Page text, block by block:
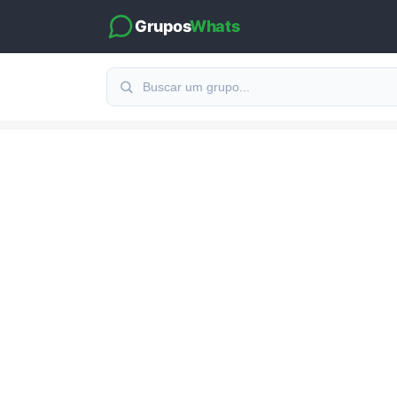
GruposWhats